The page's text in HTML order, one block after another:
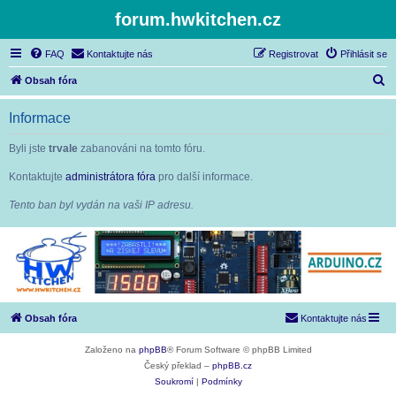
forum.hwkitchen.cz
FAQ Kontaktujte nás Přihlásit se
Registrovat
Obsah fóra
l
Informace
Byli jste trvale zabanováni na tomto fóru.
Kontaktujte administrátora fóra pro další informace.
Tento ban byl vydán na vaši IP adresu.
Obsah fóra Kontaktujte nás
Založeno na phpBB® Forum Software © phpBB Limited
Český překlad – phpBB.cz
Soukromí
Podmínky